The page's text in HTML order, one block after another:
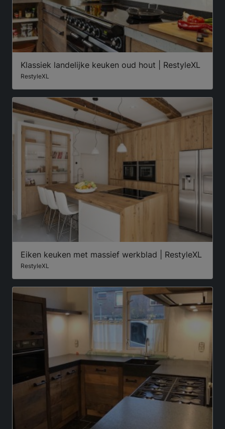
Klassiek landelijke keuken oud hout | RestyleXL
RestyleXL
Eiken keuken met massief werkblad | RestyleXL
RestyleXL